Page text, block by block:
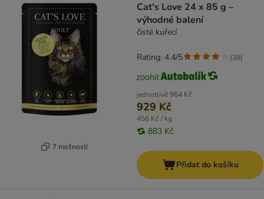
7 možností
Cat's Love 24 x 85 g –
výhodné balení
čisté kuřecí
jednotlivě964 Kč
929 Kč
456 Kč / kg
883 Kč
Rating: 4.4/5 (38)
Přidat do košíku